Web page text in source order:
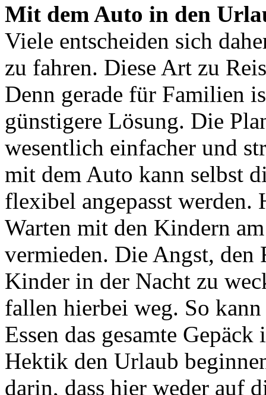
Mit dem Auto in den
Viele entscheiden sich
zu fahren. Diese Art zu
Denn gerade für Familien
günstigere Lösung. Die
wesentlich einfacher und
mit dem Auto kann selbst
flexibel angepasst
Warten mit den Kindern
vermieden. Die Angst, den
Kinder in der Nacht zu
fallen hierbei weg. So
Essen das gesamte
Hektik den Urlaub
darin, dass hier weder auf